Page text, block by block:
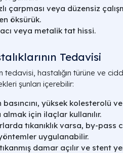
çarpması veya düzensiz
öksürük.
acı veya metalik tat hissi.
Tedavisi
tedavisi, hastalığın türüne ve
şunları içerebilir:
yüksek kolesterolü
için ilaçlar kullanılır.
tıkanıklık varsa, by-pass
uygulanabilir.
damar açılır ve stent